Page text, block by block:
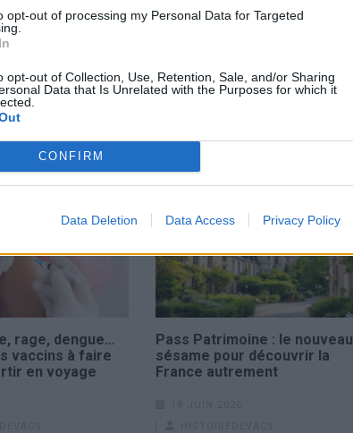
opt-out of processing my Personal Data for Targeted
opt-out of Collection, Use, Retention, Sale, and/or Sharing
Data that Is Unrelated with the Purposes for which it
CONFIRM
Data Deletion Data Access Privacy Policy
roue installée sur la Grand’Place. Cette attraction
Lille en un véritable paysage de Noël.
animés, les vitrines décorées et les ateliers
visiteurs, ce qui conforte Lille comme le rendez-vous
rage, dengue…
vaccins à faire
en voyage
Pass Patrimoine : le nouveau
sésame pour découvrir la
France autrement